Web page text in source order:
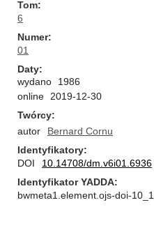
Tom
6
Numer
01
Daty
wydano
1986
online
2019-12-30
Twórcy
autor
Bernard Cornu
Identyfikatory
DOI
10.14708/dm.v6i01.6936
Identyfikator YADDA
bwmeta1.element.ojs-doi-